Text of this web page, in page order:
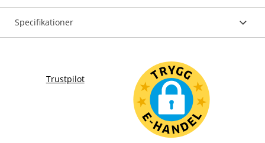
Specifikationer
Trustpilot